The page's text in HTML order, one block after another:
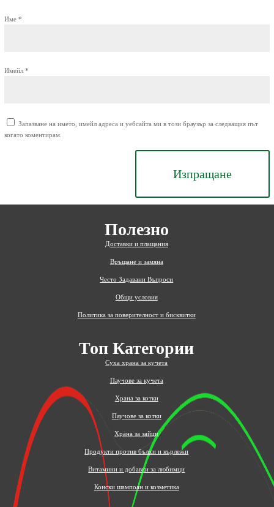
Име *
Имейл *
Запазване на името, имейл адреса и уебсайта ми в този браузър за следващия път
когато коментирам.
Изпращане
Полезно
Доставки и плащания
Връщане и замяна
Често Задавани Въпроси
Общи условия
Политика за поверителност и бисквитки
Топ Категории
Суха храна за кучета
Паучове за кучета
Храна за котки
Паучове за котки
Храна за зайци
Продукти против бълхи и кърлежи
Витамини и добавки за любимци
Конски шампоан и козметика